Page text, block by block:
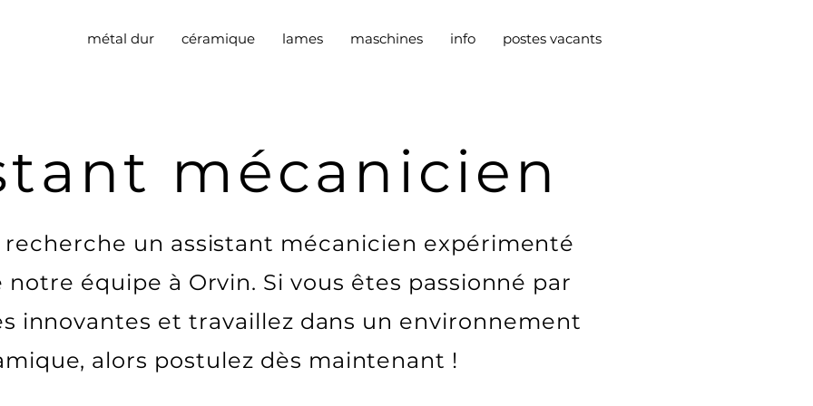
métal dur céramique lames maschines info postes vacants
mécanicien
recherche un assistant mécanicien expérimenté
équipe à Orvin. Si vous êtes passionné par
innovantes et travaillez dans un environnement
alors postulez dès maintenant !